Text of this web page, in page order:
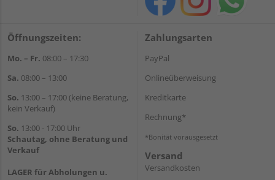
Öffnungszeiten:
Mo. – Fr. 08:00 – 17:30
Sa. 08:00 – 13:00
So. 13:00 – 17:00 (keine Beratung,
kein Verkauf)
So. 13:00 - 17:00 Uhr
Schautag, ohne Beratung und
Verkauf
LAGER für Abholungen u.
Zahlungsarten
PayPal
Onlineüberweisung
Kreditkarte
Rechnung*
*Bonität vorausgesetzt
Versand
Versandkosten